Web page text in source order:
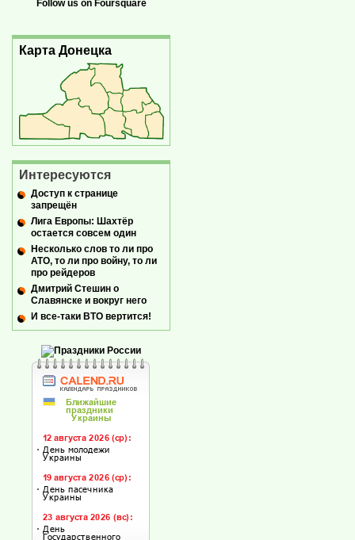
Follow us on Foursquare
Карта Донецка
Интересуются
Доступ к странице
запрещён
Лига Европы: Шахтёр
остается совсем один
Несколько слов то ли про
АТО, то ли про войну, то ли
про рейдеров
Дмитрий Стешин о
Славянске и вокруг него
И все-таки ВТО вертится!